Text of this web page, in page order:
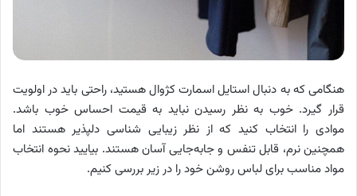
هنگامی که به دنبال استایل اسمارت کژوال هستید، راحتی باید در اولویت
قرار گیرد. خوب به نظر رسیدن نباید به قیمت احساس خوب باشد.
موادی را انتخاب کنید که از نظر زیبایی شناسی دلپذیر هستند اما
همچنین نرم، قابل تنفس و جابه‌جایی آسان هستند. بیایید نحوه انتخاب
مواد مناسب برای لباس روشن خود را در زیر بررسی کنیم.